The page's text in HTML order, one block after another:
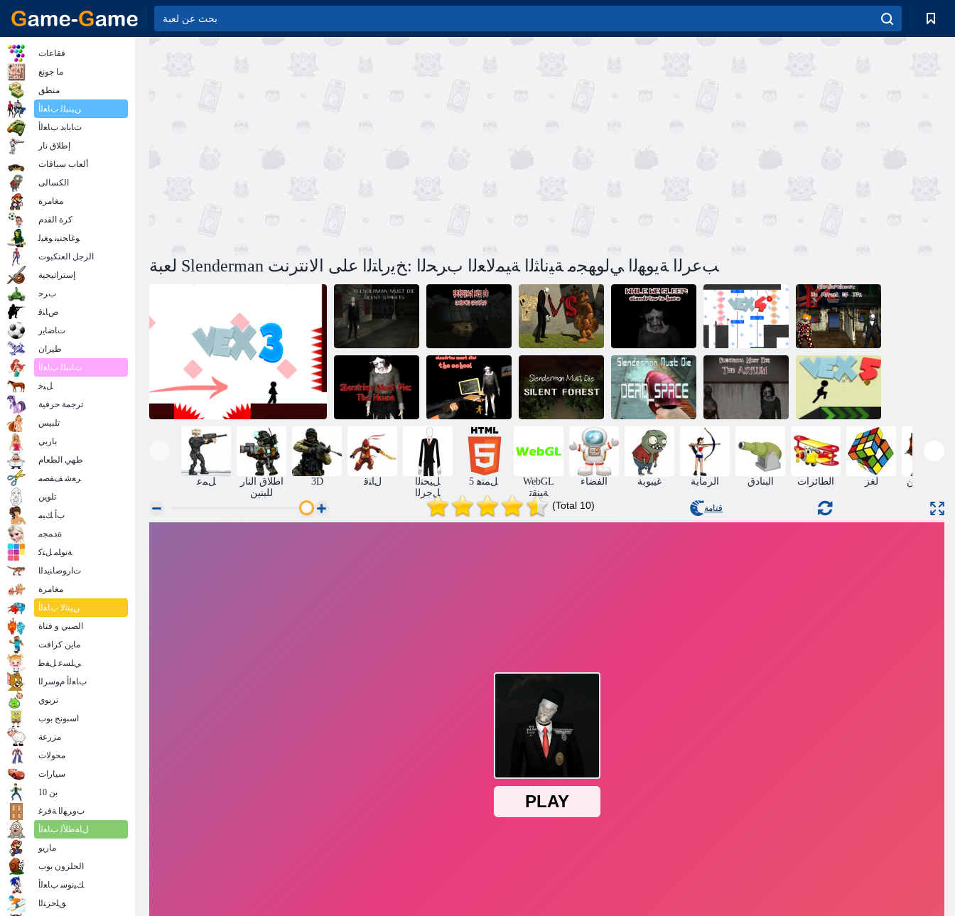
لعبة Slenderman ﺐﻋﺮﻟﺍ ﺔﻳﻮﻬﻟﺍ ﻲﻟﻮﻬﺠﻣ ﺔﻴﻧﺎﺜﻟﺍ ﺔﻴﻤﻟﺎﻌﻟﺍ ﺏﺮﺤﻟﺍ :ﺦﻳﺭﺎﺘﻟﺍ على الانترنت
ﺔﺘﻣﺎﺼﻟﺍ ﻉﺭﺍﻮﺸﻟﺍ
:ﺕﻮﻤﻳ ﻥﺃ ﺐﺠﻳ
ﻥﺎﻣﺭﺪﻨﻠﺳ
Slenderman
ﺓﺭﻮﺠﻬﻤﻟﺍ
ﺓﺮﺒﻘﻤﻟﺍ :ﺕﻮﻤﻳ
ﻥﺃ ﺐﺠﻳ
Slenderman ﻭ
ﻱﺪﻳﺮﻓ ﻞﺑﺎﻘﻣ
Fazbear
ﺎﻨﻫ Slendrina
:ﻡﺎﻨﻧ ﺎﻤﻨﻴﺑ
ﻚﻟﺫ ﻦﻣ ﺎﻔﺋﺎﺧ
ﻦﻛ :ﻒﻫﺮﻣ
ﻝﺰﻨﻤﻟﺍ ﻲﻓ
ﺕﻮﻤﺗ ﻥﺃ ﺐﺠﻳ
ﺎﻨﻳﺭﺪﻨﻠﺳ
Slendrina
ﺔﺳﺭﺪﻤﻟﺍ :ﺕﻮﻤﻳ
ﻥﺃ ﺐﺠﻳ
ﺔﺘﻣﺎﺼﻟﺍ ﺔﺑﺎﻐﻟﺍ
:ﺕﻮﻤﻳ ﻥﺃ ﺐﺠﻳ
ﻥﺎﻣﺭﺪﻨﻠﺳ
Slenderman
ﺖﻴﻤﻟﺍ ءﺎﻀﻔﻟﺍ
ﺕﻮﻤﻳ ﻥﺃ ﺐﺠﻳ
ﺕﻮﻤﻳ ﻥﺃ ﺐﺠﻳ
ﻞﻤﻋ
اطلاق النار
للبنين
3D ﻝﺎﺘﻗ
ﻞﻴﺤﻨﻟﺍ
ﻞﺟﺮﻟﺍ
5 ﻞﻤﺘﻫ
WebGL
ﺔﻴﻨﻘﺗ
الفضاء غيبوبة الرماية البنادق الطائرات لغز
الدفاع عن
(Total 10) قتامة
فقاعات
ما جونغ
منطق
ﻦﻴﻨﺒﻠﻟ ﺏﺎﻌﻟﺃ
ﺕﺎﺑﺎﺑﺩ ﺏﺎﻌﻟﺃ
إطلاق نار
ألعاب سباقات
الكسالى
مغامرة
كرة القدم
ﻮﻏﺎﺠﻨﻴﻧ ﻮﻐﻴﻟ
الرجل العنكبوت
إستراتيجية
ﺏﺮﺣ
ﺹﺎﻨﻗ
ﺕﺎﺿﺎﻳﺭ
طيران
ﺕﺎﻨﺒﻠﻟ ﺏﺎﻌﻟﺃ
ﻞﻴﺧ
ترجمة حرفية
تلبيس
باربي
طهي الطعام
ﺮﻌﺷ ﻒﻔﺼﻣ
تلوين
ﺏﺃ ﻚﻴﻣ
ﺓﺪﻤﺠﻣ
ﺔﻧﻮﻠﻣ ﻞﺘﻛ
ﺕﺍﺭﻮﺻﺎﻨﻳﺪﻟﺍ
مغامرة
ﻦﻴﻨﺛﻻ ﺏﺎﻌﻟﺃ
الصبي و فتاة
ماين كرافت
ﻲﻠﺴﻋ ﻞﻔﻃ
ﺏﺎﻌﻟﺃ ﻡﻮﺳﺮﻟﺍ
تربوي
اسبونج بوب
مزرعة
محولات
سيارات
بن 10
ﺏﻭﺮﻬﻟﺍ ﺔﻓﺮﻏ
ﻝﺎﻔﻃﻸ ﻟ ﺏﺎﻌﻟﺃ
ماريو
الحلزون بوب
ﻚﻴﻧﻮﺳ ﺏﺎﻌﻟﺃ
ﻖﻠﺣﺰﺘﻟﺍ